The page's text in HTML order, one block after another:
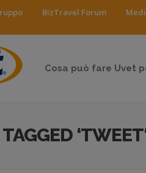
BizTravel Forum
Cosa può fare Uvet